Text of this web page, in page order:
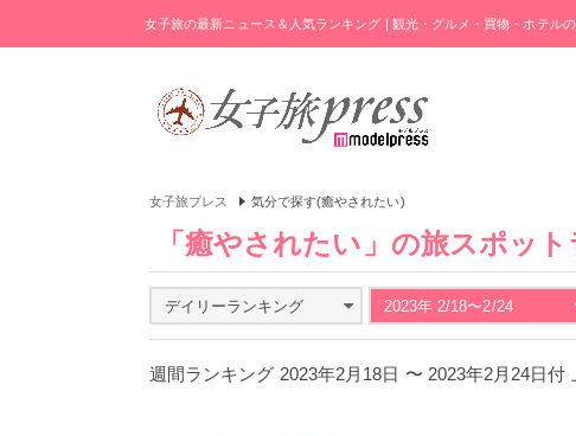
女子旅の最新ニュース＆人気ランキング | 観光・グルメ・買物・ホテル
女子旅プレス 気分で探す(癒やされたい)
「癒やされたい」の旅スポッ
デイリーランキング 2023年 2/18〜2/24
週間ランキング 2023年2月18日 〜 2023年2月24日付